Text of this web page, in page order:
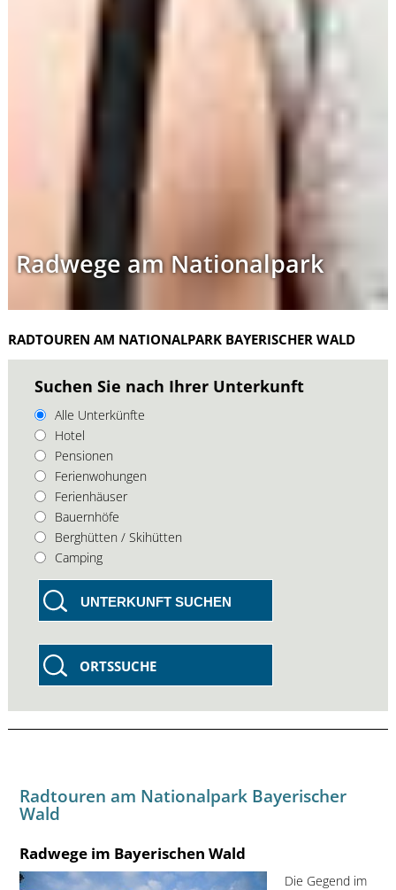
Radwege am Nationalpark
RADTOUREN AM NATIONALPARK BAYERISCHER WALD
Suchen Sie nach Ihrer Unterkunft
Alle Unterkünfte
Hotel
Pensionen
Ferienwohungen
Ferienhäuser
Bauernhöfe
Berghütten / Skihütten
Camping
UNTERKUNFT SUCHEN
ORTSSUCHE
Radtouren am Nationalpark Bayerischer
Wald
Radwege im Bayerischen Wald
Die Gegend im